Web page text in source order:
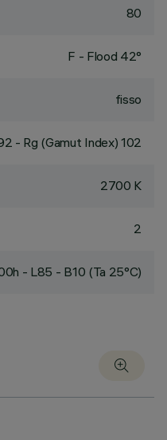
80
F - Flood 42°
fisso
- Rg (Gamut Index) 102
2700 K
2
- L85 - B10 (Ta 25°C)